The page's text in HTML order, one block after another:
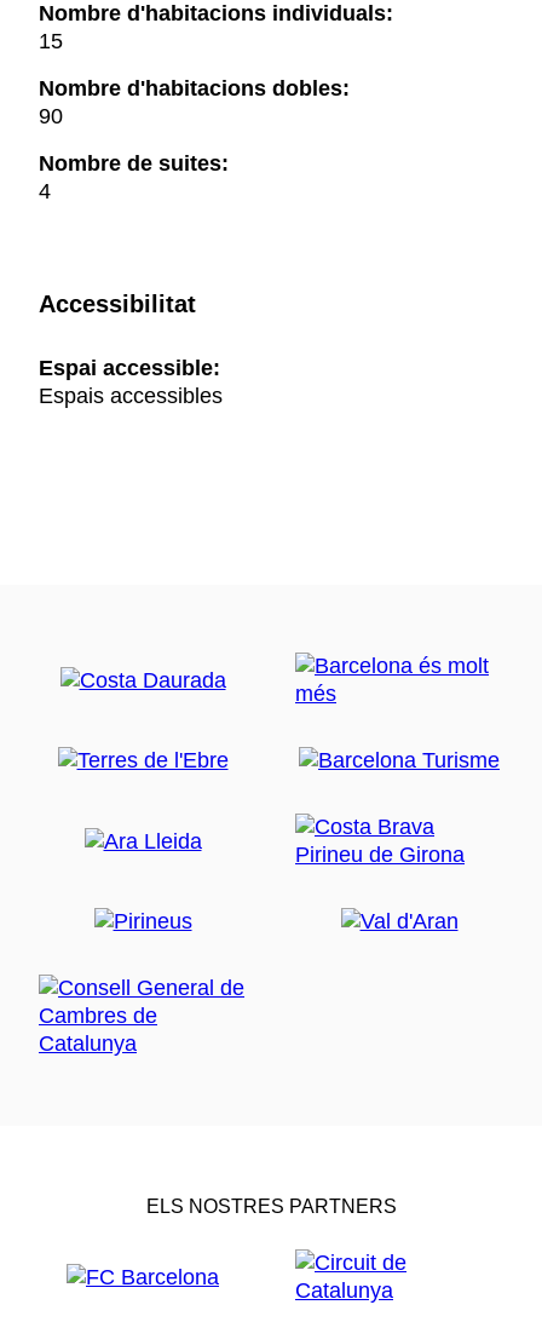
Nombre d'habitacions individuals:
15
Nombre d'habitacions dobles:
90
Nombre de suites:
4
Accessibilitat
Espai accessible:
Espais accessibles
ELS NOSTRES PARTNERS